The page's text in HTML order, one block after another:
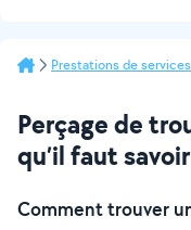
Prestations de services
Perçage de
qu’il faut savoir
Comment trouver